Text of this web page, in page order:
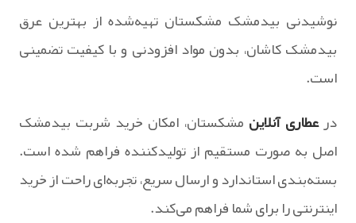
نوشیدنی بیدمشک مشکستان تهیه‌شده از بهترین عرق
بیدمشک کاشان، بدون مواد افزودنی و با کیفیت تضمینی
است.
درعطاری آنلاین مشکستان، امکان خرید شربت بیدمشک
اصل به‌ صورت مستقیم از تولیدکننده فراهم شده است.
بسته‌بندی استاندارد و ارسال سریع، تجربه‌ای راحت از خرید
اینترنتی را برای شما فراهم می‌کند.